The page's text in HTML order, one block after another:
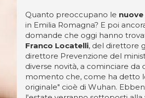
Quanto preoccupano le
in Emilia Romagna? E poi
domande che oggi hanno
Franco Locatelli, del direttore
direttore Prevenzione del
diverse novità, a cominciare da
momento che, come ha detto
originale" cioè di Wuhan.